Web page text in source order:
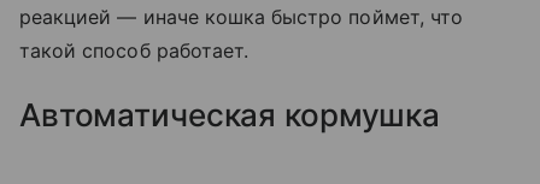
реакцией — иначе кошка быстро поймет, что
такой способ работает.
Автоматическая кормушка